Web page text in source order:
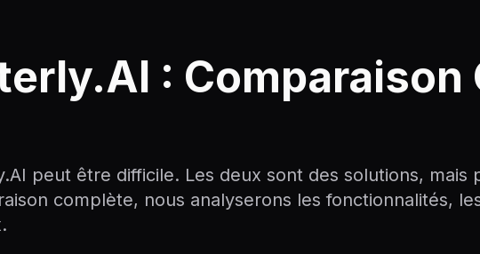
: Comparaison
peut être difficile. Les deux sont des solutions, mais
complète, nous analyserons les fonctionnalités,